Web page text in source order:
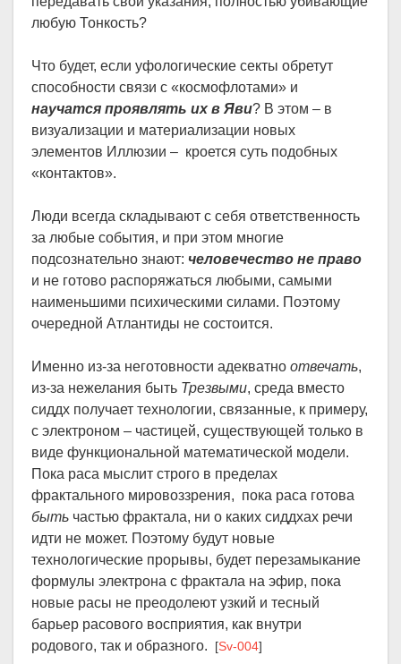
любую Тонкость?
Что будет, если уфологические секты обретут
способности связи с «космофлотами» и
научатся проявлять их в Яви? В этом – в
визуализации и материализации новых
элементов Иллюзии – кроется суть подобных
«контактов».
Люди всегда складывают с себя ответственность
за любые события, и при этом многие
подсознательно знают: человечество не право
и не готово распоряжаться любыми, самыми
наименьшими психическими силами. Поэтому
очередной Атлантиды не состоится.
Именно из-за неготовности адекватно отвечать,
из-за нежелания быть Трезвыми, среда вместо
сиддх получает технологии, связанные, к примеру,
с электроном – частицей, существующей только в
виде функциональной математической модели.
Пока раса мыслит строго в пределах
фрактального мировоззрения, пока раса готова
быть частью фрактала, ни о каких сиддхах речи
идти не может. Поэтому будут новые
технологические прорывы, будет перезамыкание
формулы электрона с фрактала на эфир, пока
новые расы не преодолеют узкий и тесный
барьер расового восприятия, как внутри
родового, так и образного. [Sv-004]